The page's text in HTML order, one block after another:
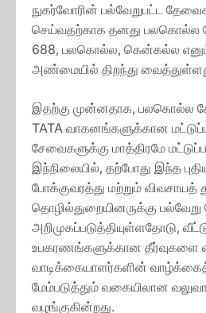
நுகர்வோரின் பல்வேறுபட்ட
செய்வதற்காக தனது
688, பலகொல்ல, கென்கல்ல எனும்
அண்மையில் திறந்து
இதற்கு முன்னதாக, பலகொல்ல
TATA வாகனங்களுக்கான
சேவைகளுக்கு மாத்திரமே
இந்நிலையில், தற்போது இந்த
போக்குவரத்து மற்றும் விவசாயத்
தொழில்துறையினருக்கு
அறிமுகப்படுத்தியுள்ளதோடு,
உபகரணங்களுக்கான தீர்வுகளை
வாடிக்கையாளர்களின்
மேம்படுத்தும் வகையிலான
வழங்குகின்றது.